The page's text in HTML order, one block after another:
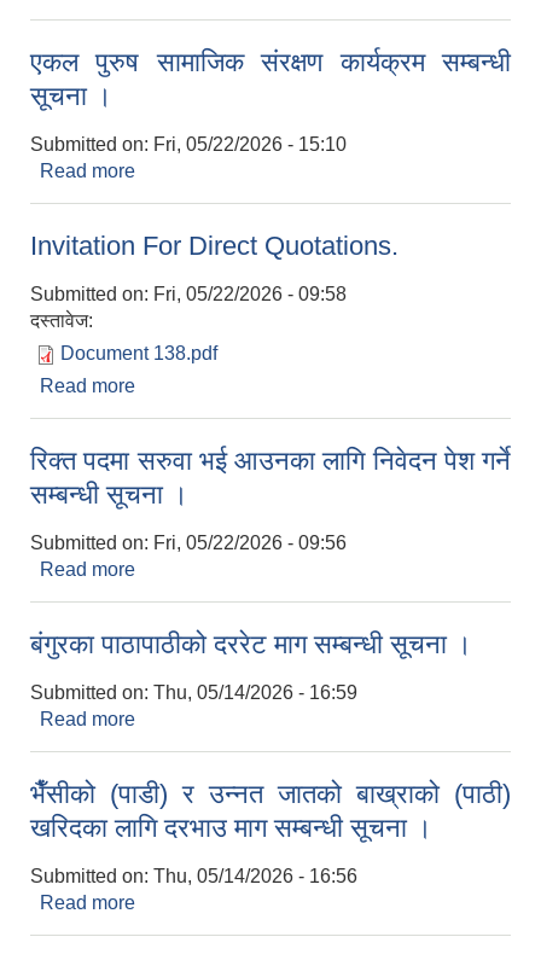
एकल पुरुष सामाजिक संरक्षण कार्यक्रम सम्बन्धी
सूचना ।
Submitted on: Fri, 05/22/2026 - 15:10
Read more
Invitation For Direct Quotations.
Submitted on: Fri, 05/22/2026 - 09:58
दस्तावेज:
Document 138.pdf
Read more
रिक्त पदमा सरुवा भई आउनका लागि निवेदन पेश गर्ने
सम्बन्धी सूचना ।
Submitted on: Fri, 05/22/2026 - 09:56
Read more
बंगुरका पाठापाठीको दररेट माग सम्बन्धी सूचना ।
Submitted on: Thu, 05/14/2026 - 16:59
Read more
भैँसीको (पाडी) र उन्नत जातको बाख्राको (पाठी)
खरिदका लागि दरभाउ माग सम्बन्धी सूचना ।
Submitted on: Thu, 05/14/2026 - 16:56
Read more